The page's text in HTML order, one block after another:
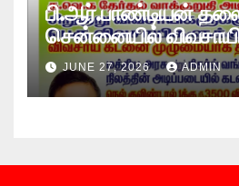
பி.ஆர்.பாண்டியன்
சென்னையில்
உண்ணாவிரத
JUNE 27, 2026 ADMIN